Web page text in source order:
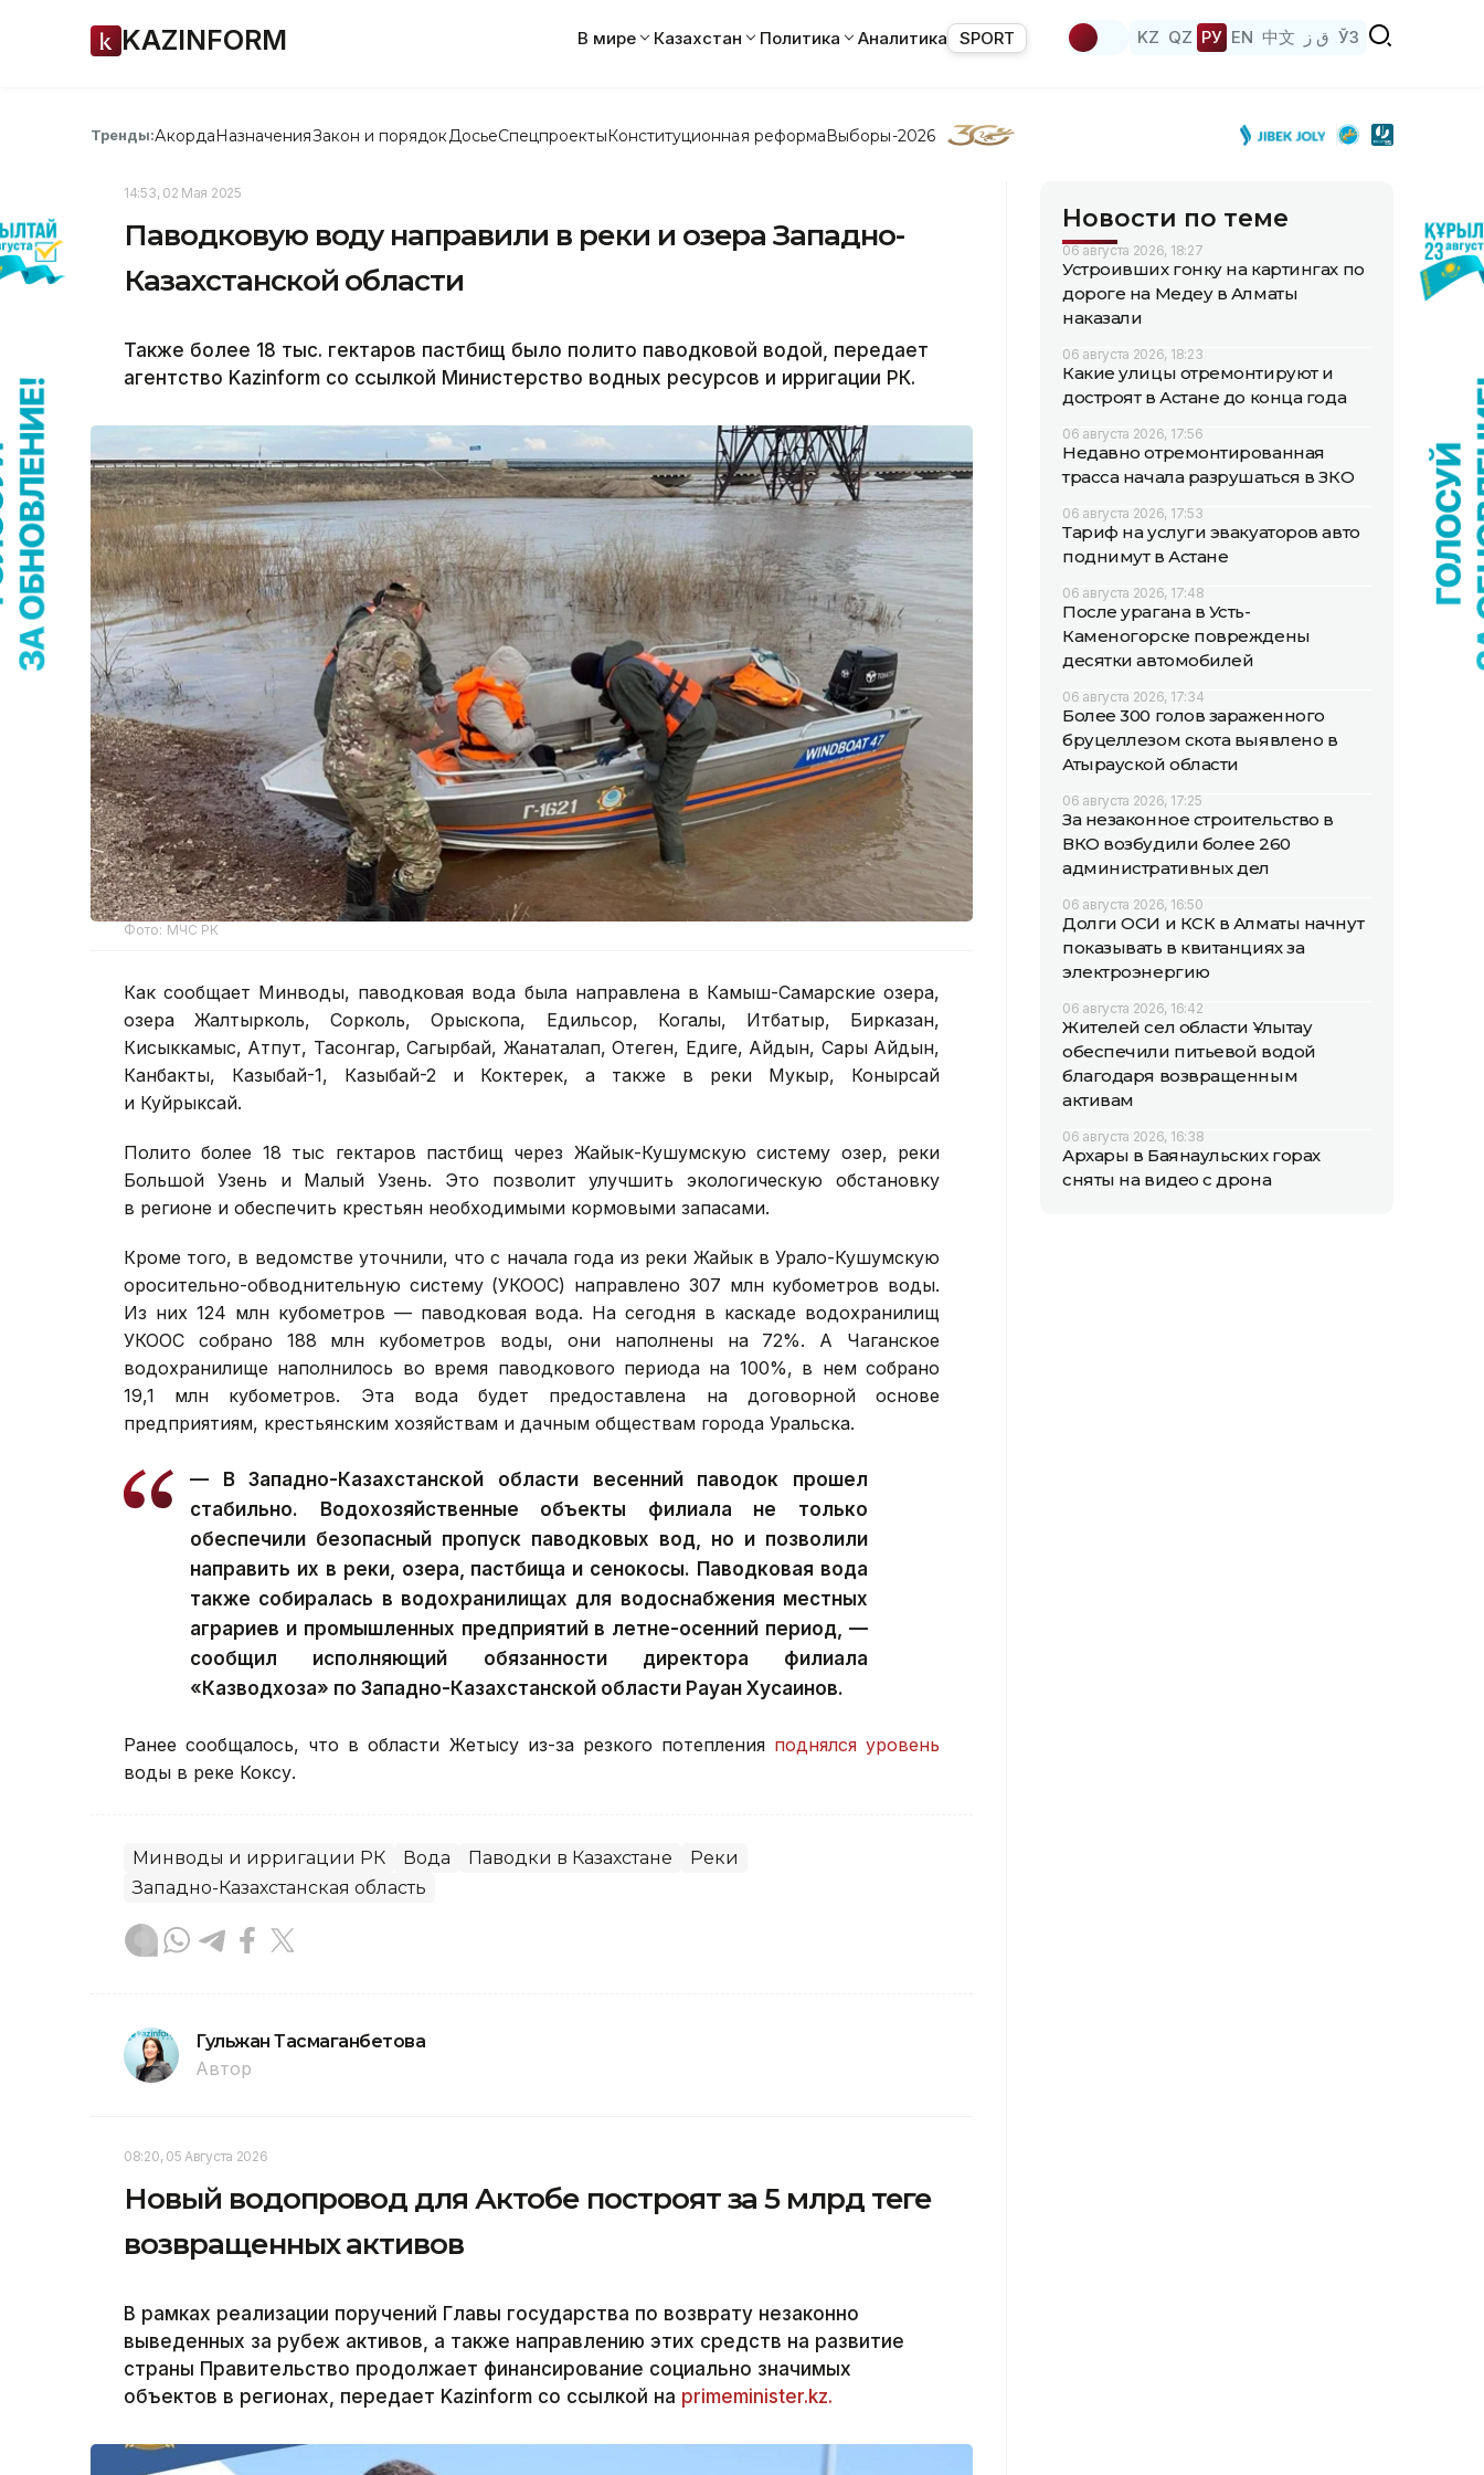
KAZINFORM В мире Казахстан Политика Аналитика SPORT KZ QZ РУ EN 中文 ق ز ЎЗ
Тренды:АкордаНазначенияЗакон и порядок ДосьеСпецпроектыКонституционная реформаВыборы-2026
14:53, 02 Мая 2025
Паводковую воду направили в реки и озера Западно-
Казахстанской области
Также более 18 тыс. гектаров пастбищ было полито паводковой водой, передает
агентство Kazinform со ссылкой Министерство водных ресурсов и ирригации РК.
Фото: МЧС РК
Как сообщает Минводы, паводковая вода была направлена в Камыш-Самарские озера,
озера Жалтырколь, Сорколь, Орыскопа, Едильсор, Когалы, Итбатыр, Бирказан,
Кисыккамыс, Атпут, Тасонгар, Сагырбай, Жанаталап, Отеген, Едиге, Айдын, Сары Айдын,
Канбакты, Казыбай-1, Казыбай-2 и Коктерек, а также в реки Мукыр, Конырсай
и Куйрыксай.
Полито более 18 тыс гектаров пастбищ через Жайык-Кушумскую систему озер, реки
Большой Узень и Малый Узень. Это позволит улучшить экологическую обстановку
в регионе и обеспечить крестьян необходимыми кормовыми запасами.
Кроме того, в ведомстве уточнили, что с начала года из реки Жайык в Урало-Кушумскую
оросительно-обводнительную систему (УКООС) направлено 307 млн кубометров воды.
Из них 124 млн кубометров — паводковая вода. На сегодня в каскаде водохранилищ
УКООС собрано 188 млн кубометров воды, они наполнены на 72%. А Чаганское
водохранилище наполнилось во время паводкового периода на 100%, в нем собрано
19,1 млн кубометров. Эта вода будет предоставлена на договорной основе
предприятиям, крестьянским хозяйствам и дачным обществам города Уральска.
— В Западно-Казахстанской области весенний паводок прошел
стабильно. Водохозяйственные объекты филиала не только
обеспечили безопасный пропуск паводковых вод, но и позволили
направить их в реки, озера, пастбища и сенокосы. Паводковая вода
также собиралась в водохранилищах для водоснабжения местных
аграриев и промышленных предприятий в летне-осенний период, —
сообщил исполняющий обязанности директора филиала
«Казводхоза» по Западно-Казахстанской области Рауан Хусаинов.
Ранее сообщалось, что в области Жетысу из-за резкого потепления поднялся уровень
воды в реке Коксу.
Минводы и ирригации РК Вода Паводки в Казахстане
Реки
Западно-Казахстанская область
Гульжан Тасмаганбетова
Автор
08:20, 05 Августа 2026
Новый водопровод для Актобе построят за 5 млрд теңге
возвращенных активов
В рамках реализации поручений Главы государства по возврату незаконно
выведенных за рубеж активов, а также направлению этих средств на развитие
страны Правительство продолжает финансирование социально значимых
объектов в регионах, передает Kazinform со ссылкой на primeminister.kz.
Новости по теме
06 августа 2026, 18:27
Устроивших гонку на картингах по
дороге на Медеу в Алматы
наказали
06 августа 2026, 18:23
Какие улицы отремонтируют и
достроят в Астане до конца года
06 августа 2026, 17:56
Недавно отремонтированная
трасса начала разрушаться в ЗКО
06 августа 2026, 17:53
Тариф на услуги эвакуаторов авто
поднимут в Астане
06 августа 2026, 17:48
После урагана в Усть-
Каменогорске повреждены
десятки автомобилей
06 августа 2026, 17:34
Более 300 голов зараженного
бруцеллезом скота выявлено в
Атырауской области
06 августа 2026, 17:25
За незаконное строительство в
ВКО возбудили более 260
административных дел
06 августа 2026, 16:50
Долги ОСИ и КСК в Алматы начнут
показывать в квитанциях за
электроэнергию
06 августа 2026, 16:42
Жителей сел области Ұлытау
обеспечили питьевой водой
благодаря возвращенным
активам
06 августа 2026, 16:38
Архары в Баянаульских горах
сняты на видео с дрона